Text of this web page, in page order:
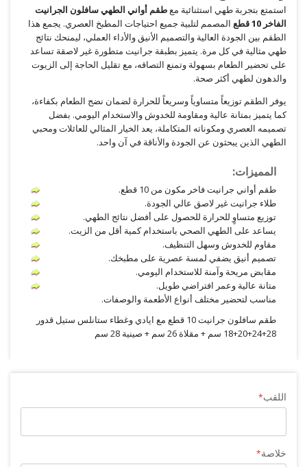
استمتع بتجربة طهي استثنائية معطقم أواني الطهي سافلون الجرانيت
الفاخر 10 قطع
المصمم لتلبية جميع احتياجات المطبخ العصري. يجمع هذا
الطقم بين الجودة العالية والتصميم الأنيق والأداء العملي، ليمنحك نتائج
طهي مثالية في كل مرة. يتميز بطبقة جرانيت متطورة غير لاصقة تساعد
على تحضير الطعام بسهولة وتمنع التصاقه، مع تقليل الحاجة إلى الزيوت
والدهون لطهي أكثر صحة.
يوفر الطقم توزيعاً متساوياً وسريعاً للحرارة لضمان نضج الطعام بكفاءة،
كما يتميز بمتانة عالية ومقاومة للخدوش والاستخدام اليومي. بفضل
تصميمه العصري ومكوناته المتكاملة، يعد الخيار المثالي للعائلات ومحبي
الطهي الذين يبحثون عن الجودة والأناقة في آن واحد.
المميزات:
طقم أواني جرانيت فاخر مكون من 10 قطع.
طلاء جرانيت غير لاصق عالي الجودة.
توزيع متساوٍ للحرارة للحصول على أفضل نتائج الطهي.
يساعد على الطهي الصحي باستخدام كمية أقل من الزيت.
مقاوم للخدوش وسهل التنظيف.
تصميم أنيق يضفي لمسة عصرية على مطبخك.
مقابض مريحة وآمنة للاستخدام اليومي.
متانة عالية وعمر افتراضي طويل.
مناسب لتحضير مختلف أنواع الأطعمة والوصفات.
طقم سافلون جرانيت 10 قطع مع ايادي وغطاء ستانلس ستيل قدور
28+24+20+18 سم + مقلاة 26 سم + صينية 28 سم
اللقب
خلاصة